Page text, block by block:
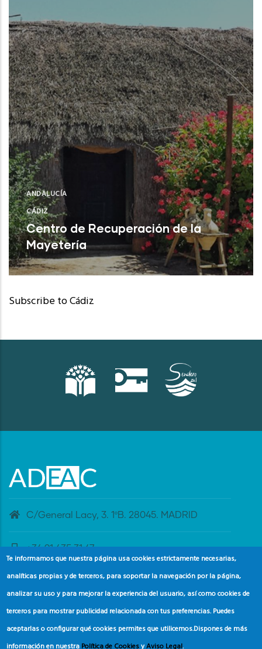
ANDALUCÍA
CÁDIZ
Centro de Recuperación de la
Mayetería
Rota (Cádiz)
Subscribe to Cádiz
C/General Lacy, 3. 1ºB. 28045. MADRID
+34 91 435 31 47
banderaazul@adeac.es
Te informamos que nuestra página usa cookies estrictamente necesarias,
analíticas propias y de terceros, para soportar la navegación por la página,
analizar su uso y para mejorar la experiencia del usuario, así como cookies de
terceros para mostrar publicidad relacionada con tus preferencias. Puedes
aceptarlas o configurar qué cookies permites que utilicemos.Dispones de más
información en nuestra Política de CookiesyAviso Legal.